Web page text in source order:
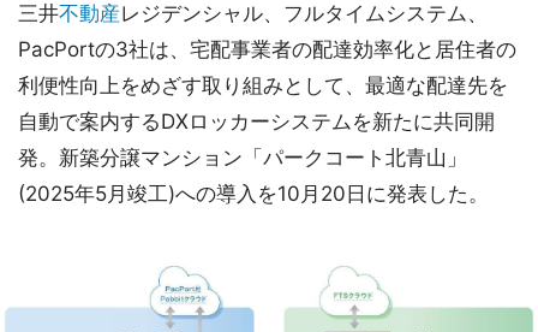
三井不動産レジデンシャル、フルタイムシステム、
PacPortの3社は、宅配事業者の配達効率化と居住者の
利便性向上をめざす取り組みとして、最適な配達先を
自動で案内するDXロッカーシステムを新たに共同開
発。新築分譲マンション「パークコート北青山」
(2025年5月竣工)への導入を10月20日に発表した。